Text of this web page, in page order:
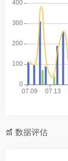
数据评估